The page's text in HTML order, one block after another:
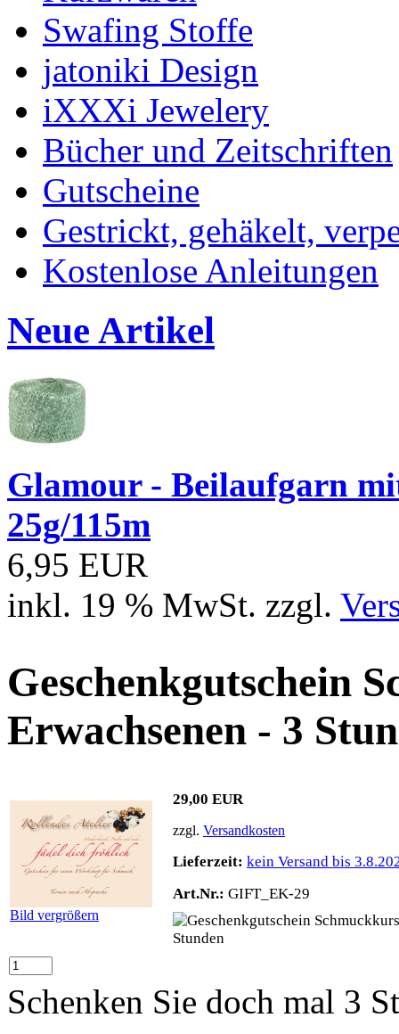
Swafing Stoffe
jatoniki Design
iXXXi Jewelery
Bücher und Zeitschriften
Gutscheine
Gestrickt, gehäkelt,
Kostenlose Anleitungen
Neue Artikel
Glamour - Beilaufgarn
25g/115m
6,95 EUR
inkl. 19 % MwSt. zzgl.
Geschenkgutschein
Erwachsenen - 3
Bild vergrößern
29,00 EUR
zzgl. Versandkosten
Lieferzeit: kein Versand bis
Art.Nr.: GIFT_EK-29
Schenken Sie doch mal 3